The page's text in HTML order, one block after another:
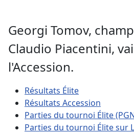
Georgi Tomov,
Claudio Piacentini,
l'Accession.
Résultats Élite
Résultats Accession
Parties du tournoi Élite
Parties du tournoi Élite sur